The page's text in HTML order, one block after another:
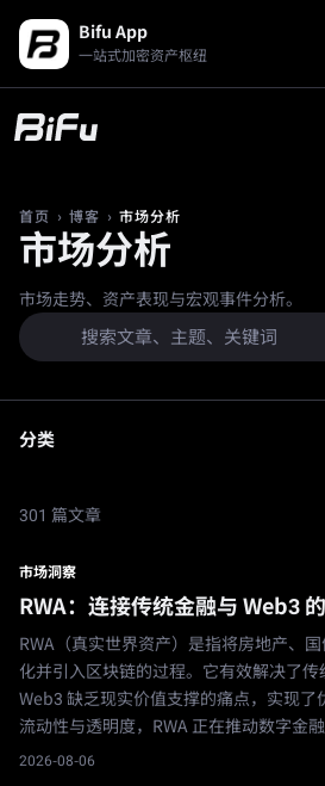
Bifu App
一站式加密资产枢纽
首页 › 博客 › 市场分析
市场分析
市场走势、资产表现与宏观事件分析。
分类
301 篇文章
市场洞察
RWA：连接传统金融与 Web3
RWA（真实世界资产）是指将房地产、
化并引入区块链的过程。它有效解决了传
Web3 缺乏现实价值支撑的痛点，实现了
流动性与透明度，RWA 正在推动数字金
2026-08-06